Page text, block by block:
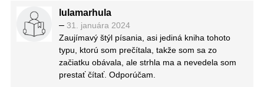
zmysle slova. Nová, originálna.
Dejovo super, aj odhalenia ma prekvapili. Niektoré
veci som tušila vopred, niektoré veci tam možno
boli jemne pritiahnuté za vlasy, ale nepripadali mi
nereálne. Celkovo som na konci jednoducho mala
pocit, že obdivujem spôsob, akým bola kniha
lulamarhula
– 31. januára 2024
Zaujímavý štýl písania, asi jediná kniha tohoto
typu, ktorú som prečítala, takže som sa zo
začiatku obávala, ale strhla ma a nevedela som
prestať čítať. Odporúčam.